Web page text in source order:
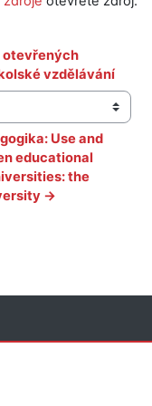
vzdělávání
Use and
educational
the
→